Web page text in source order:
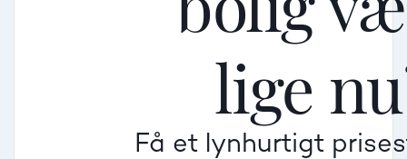
lige
Få et lynhurtigt
Mindre god
Mellem
Mindre god
Mellem
Mindre god
Mellem